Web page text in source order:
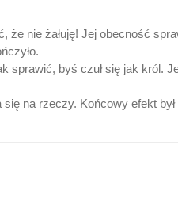
że nie żałuję! Jej obecność
byś czuł się jak król.
na rzeczy. Końcowy efekt